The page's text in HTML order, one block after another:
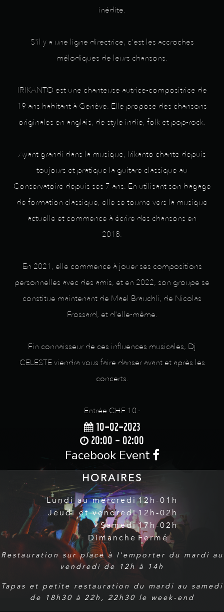
inédite.
S'il y a une ligne directrice, c'est les accroches
mélodiques de leurs chansons.
IRIKANTO est une chanteuse autrice-compositrice de
19 ans habitant à Genève. Elle propose des chansons
originales en anglais, de style indie, folk et pop-rock.
Ayant grandi dans la musique, Irikanto chante depuis
toujours et pratique la guitare classique au
Conservatoire depuis ses 7 ans. En utilisant son bagage
de formation classique, elle se tourne vers la musique
actuelle et commence à écrire des chansons en
2018.
En 2021, elle commence à jouer ses compositions
personnelles avec des amis, et en 2022, son groupe se
constitue maintenant de Mael Brauchli, de Nicolas
Frossard, et d'elle-même.
Fin connaisseur de ces influences musicales, Dj
CELESTE viendra vous faire danser avant et après les
concerts.
Entrée CHF 10.-
10-02-2023
20:00 - 02:00
Facebook Event
HORAIRES
Lundi au mercredi
Jeudi et vendredi
Samedi
Dimanche
12h-01h
12h-02h
17h-02h
Fermé
Restauration sur place à l'emporter du mardi au
vendredi de 12h à 14h
Tapas et petite restauration du mardi au samedi
de 18h30 à 22h, 22h30 le week-end